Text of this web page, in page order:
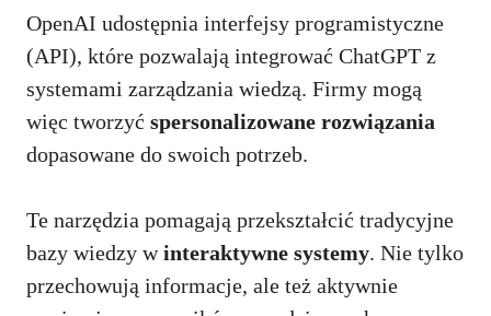
OpenAI udostępnia interfejsy programistyczne
(API), które pozwalają integrować ChatGPT z
systemami zarządzania wiedzą. Firmy mogą
więc tworzyć spersonalizowane rozwiązania
dopasowane do swoich potrzeb.
Te narzędzia pomagają przekształcić tradycyjne
bazy wiedzy winteraktywne systemy. Nie tylko
przechowują informacje, ale też aktywnie